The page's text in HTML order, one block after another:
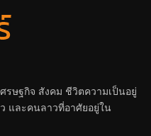
รษฐกิจ สังคม ชีวิตความเป็นอยู่
และคนลาวที่อาศัยอยู่ใน